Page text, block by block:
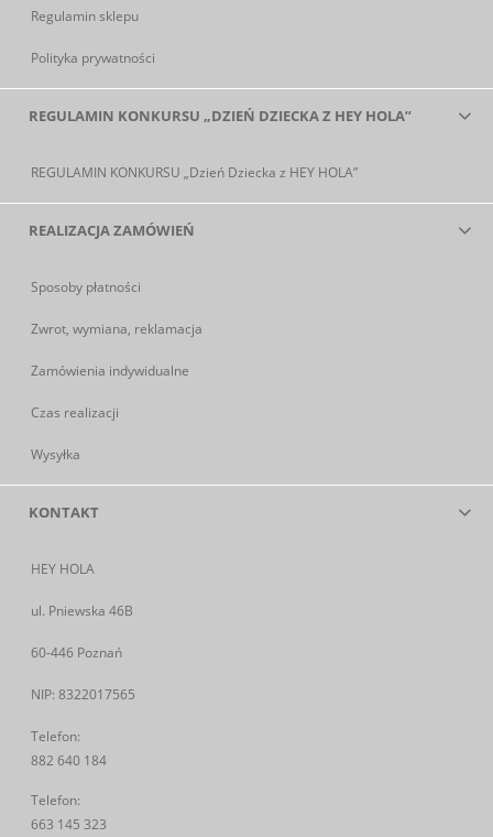
Regulamin sklepu
Polityka prywatności
REGULAMIN KONKURSU „DZIEŃ DZIECKA Z HEY HOLA”
REGULAMIN KONKURSU „Dzień Dziecka z HEY HOLA”
REALIZACJA ZAMÓWIEŃ
Sposoby płatności
Zwrot, wymiana, reklamacja
Zamówienia indywidualne
Czas realizacji
Wysyłka
KONTAKT
HEY HOLA
ul. Pniewska 46B
60-446 Poznań
NIP: 8322017565
Telefon:
882 640 184
Telefon:
663 145 323